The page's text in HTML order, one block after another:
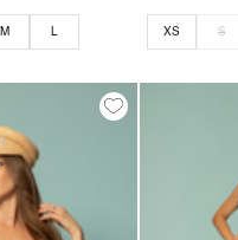
M L XS S